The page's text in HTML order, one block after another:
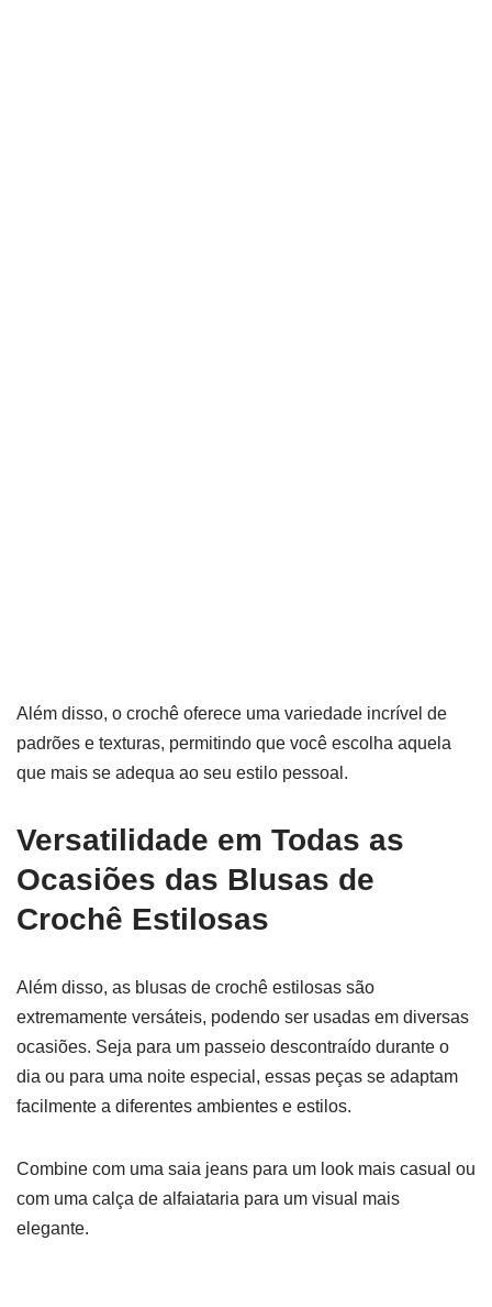
Além disso, o crochê oferece uma variedade incrível de
padrões e texturas, permitindo que você escolha aquela
que mais se adequa ao seu estilo pessoal.
Versatilidade em Todas as
Ocasiões das Blusas de
Crochê Estilosas
Além disso, as blusas de crochê estilosas são
extremamente versáteis, podendo ser usadas em diversas
ocasiões. Seja para um passeio descontraído durante o
dia ou para uma noite especial, essas peças se adaptam
facilmente a diferentes ambientes e estilos.
Combine com uma saia jeans para um look mais casual ou
com uma calça de alfaiataria para um visual mais
elegante.